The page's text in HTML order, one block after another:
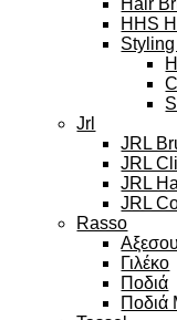
Hair
HHS
Jrl
JRL
JRL
JRL
JRL
Rasso
Γιλέκο
Ποδιά
Ποδιά